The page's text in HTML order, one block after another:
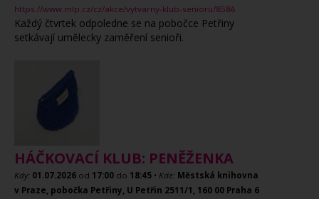
https://www.mlp.cz/cz/akce/vytvarny-klub-senioru/8586
Každý čtvrtek odpoledne se na pobočce Petřiny
setkávají umělecky zaměření senioři.
HÁČKOVACÍ KLUB: PENĚŽENKA
Kdy: 01.07.2026 od 17:00 do 18:45 • Kde: Městská knihovna
v Praze, pobočka Petřiny, U Petřin 2511/1, 160 00 Praha 6